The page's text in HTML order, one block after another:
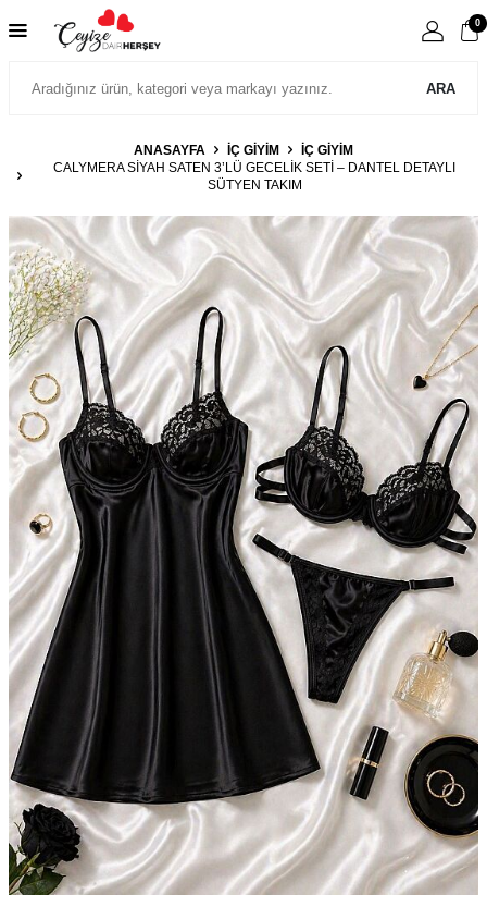
ARA
0
ANASAYFA İÇ GIYIM
İÇ GIYIM
CALYMERA SIYAH SATEN 3’LÜ GECELIK SETI – DANTEL DETAYLI
SÜTYEN TAKIM